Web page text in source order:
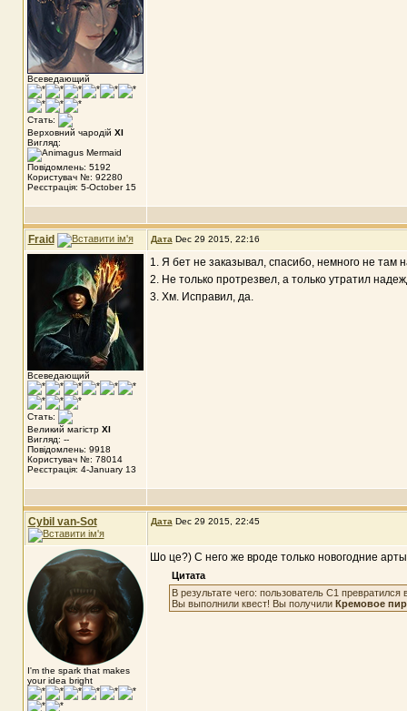
Всеведающий
Стать:
Верховний чародій XI
Вигляд:
Повідомлень: 5192
Користувач №: 92280
Реєстрація: 5-October 15
Fraid Дата Dec 29 2015, 22:16
Всеведающий
Стать:
Великий магістр XI
Вигляд: --
Повідомлень: 9918
Користувач №: 78014
Реєстрація: 4-January 13
1. Я бет не заказывал, спасибо, немного не там
2. Не только протрезвел, а только утратил
3. Хм. Исправил, да.
Cybil van-Sot Дата Dec 29 2015, 22:45
I'm the spark that makes
your idea bright
Шо це?) С него же вроде только новогодние
Цитата
В результате чего: пользователь С1
Вы выполнили квест! Вы получили Кремовое